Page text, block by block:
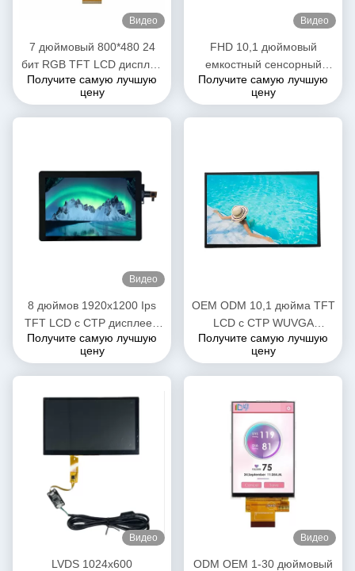
Видео
7 дюймовый 800*480 24
бит RGB TFT LCD дисплей
с CTP для домашнего
применения
Получите самую лучшую
цену
Видео
FHD 10,1 дюймовый
емкостный сенсорный
экран LCD модуль IPS
просмотра CTP 1920 * 1200
Получите самую лучшую
цену
Видео
8 дюймов 1920x1200 Ips
TFT LCD с CTP дисплеем
1000 нитсов OEM ODM
Получите самую лучшую
цену
OEM ODM 10,1 дюйма TFT
LCD с CTP WUVGA
высокое разрешение 1920
RGB X 1200 точек
Получите самую лучшую
цену
Видео
LVDS 1024x600
Видео
ODM OEM 1-30 дюймовый